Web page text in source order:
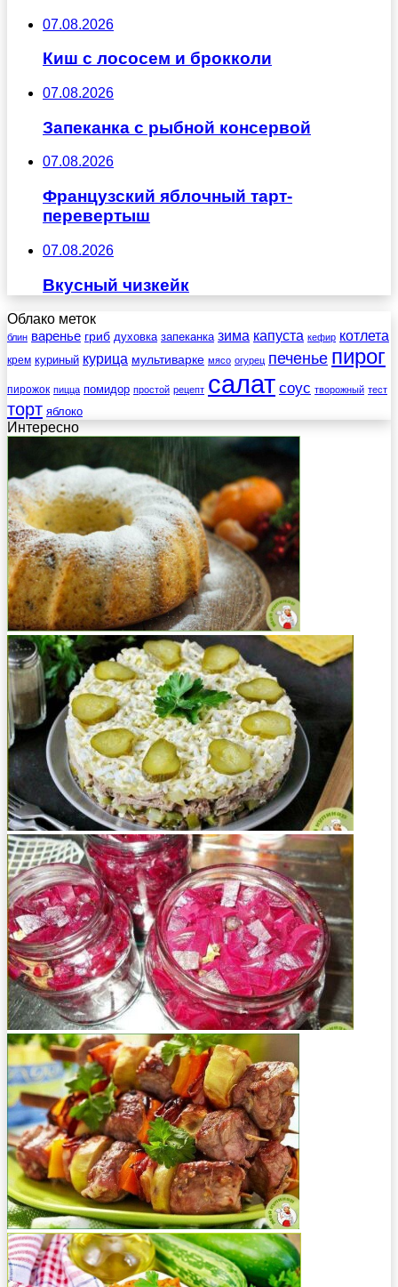
07.08.2026
Киш с лососем и брокколи
07.08.2026
Запеканка с рыбной консервой
07.08.2026
Французский яблочный тарт-
перевертыш
07.08.2026
Вкусный чизкейк
Облако меток
блин варенье гриб духовка запеканка зима капуста кефир котлета
крем куриный курица мультиварке мясо огурец печенье пирог
пирожок пицца помидор простой рецепт салат соус творожный тест
торт яблоко
Интересно